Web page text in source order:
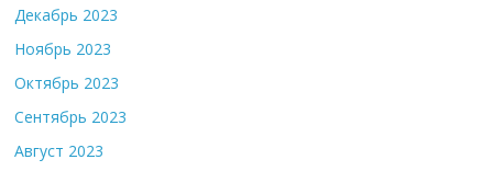
Декабрь 2023
Ноябрь 2023
Октябрь 2023
Сентябрь 2023
Август 2023